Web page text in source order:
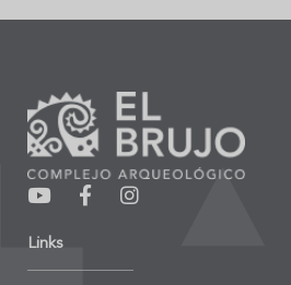
Links